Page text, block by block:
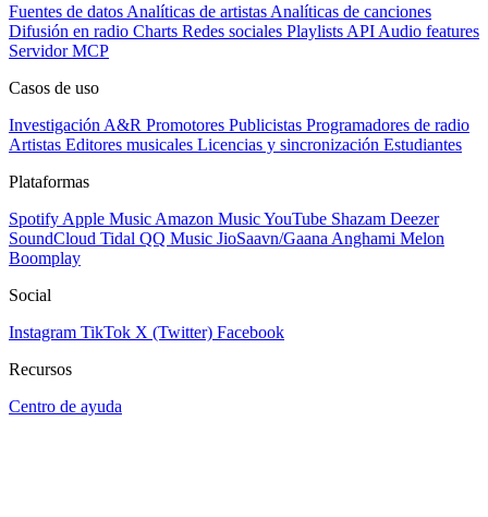
Fuentes de datos Analíticas de artistas Analíticas de canciones
Difusión en radio Charts Redes sociales Playlists API Audio features
Servidor MCP
Casos de uso
Investigación A&R Promotores Publicistas Programadores de radio
Artistas Editores musicales Licencias y sincronización Estudiantes
Plataformas
Spotify Apple Music Amazon MusicYouTube Shazam Deezer
SoundCloud Tidal QQ Music JioSaavn/Gaana Anghami Melon
Boomplay
Social
Instagram TikTok X (Twitter) Facebook
Recursos
Centro de ayuda